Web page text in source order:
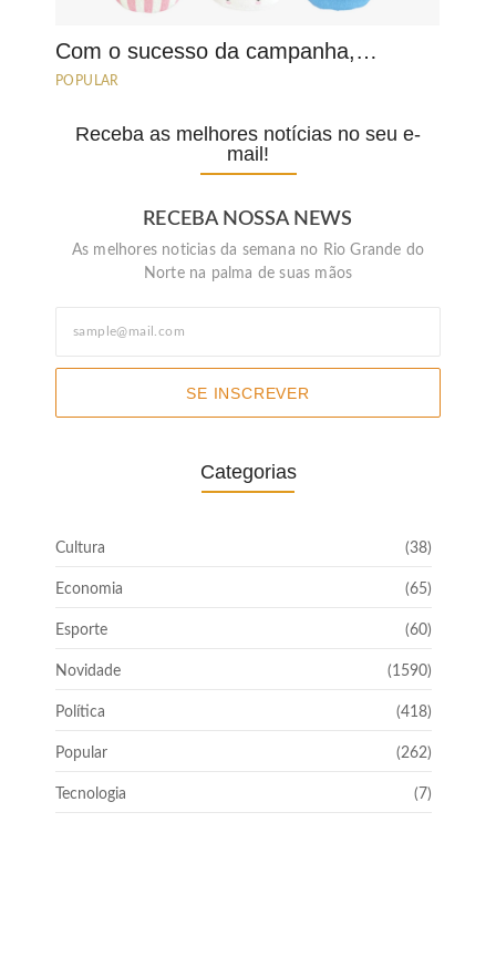
Com o sucesso da campanha,…
POPULAR
Receba as melhores notícias no seu e-
mail!
RECEBA NOSSA NEWS
As melhores noticias da semana no Rio Grande do
Norte na palma de suas mãos
SE INSCREVER
Categorias
Cultura (38)
Economia (65)
Esporte (60)
Novidade (1590)
Política (418)
Popular (262)
Tecnologia (7)